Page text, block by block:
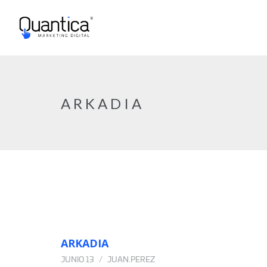
ARKADIA
ARKADIA
JUNIO 13 JUAN.PEREZ